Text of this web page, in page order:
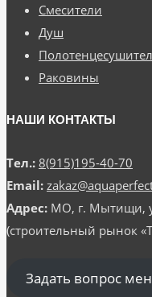
Смесители
Душ
Раковины
НАШИ КОНТАКТЫ
Тел.: 8(915)195-40-70
Email:
Адрес: МО, г. Мытищи,
(строительный рынок
Задать вопрос